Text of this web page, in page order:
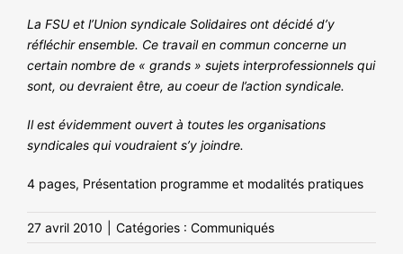
La FSU et l’Union syndicale Solidaires ont décidé d’y
réfléchir ensemble. Ce travail en commun concerne un
certain nombre de « grands » sujets interprofessionnels qui
sont, ou devraient être, au coeur de l’action syndicale.
Il est évidemment ouvert à toutes les organisations
syndicales qui voudraient s’y joindre.
4 pages, Présentation programme et modalités pratiques
27 avril 2010 Catégories : Communiqués